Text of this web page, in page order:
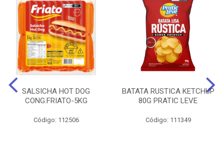
SALSICHA HOT DOG
CONG.FRIATO-5KG
Código: 112506
BATATA RUSTICA KETCHUP
80G PRATIC LEVE
Código: 111349